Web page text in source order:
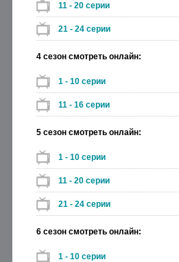
11 - 20 серии
21 - 24 серии
4 сезон смотреть онлайн:
1 - 10 серии
11 - 16 серии
5 сезон смотреть онлайн:
1 - 10 серии
11 - 20 серии
21 - 24 серии
6 сезон смотреть онлайн:
1 - 10 серии